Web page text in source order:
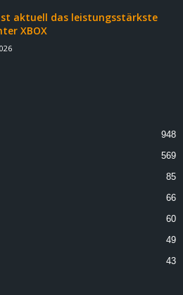
aktuell das leistungsstärkste
XBOX
948
569
85
66
60
49
43